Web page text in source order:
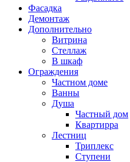
Фасадка
Демонтаж
Дополнительно
Витрина
Стеллаж
В шкаф
Ограждения
Частном доме
Ванны
Душа
Частный дом
Квартирра
Лестниц
Триплекс
Ступени